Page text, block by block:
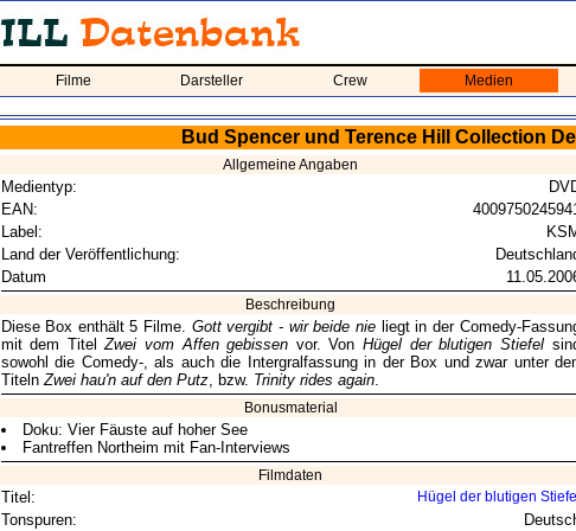
Filme Darsteller Crew Medien
Bud Spencer und Terence Hill Collection
Allgemeine Angaben
Medientyp:
EAN:
Label:
Land der Veröffentlichung:
Datum
Beschreibung
Diese Box enthält 5 Filme. Gott vergibt - wir beide nieliegt in der Comedy-
mit dem TitelZwei vom Affen gebissen vor. VonHügel der blutigen Stiefel
sowohl die Comedy-, als auch die Intergralfassung in der Box und zwar unter
TitelnZwei hau'n auf den Putz, bzw. Trinity rides again.
Bonusmaterial
Doku: Vier Fäuste auf hoher See
Fantreffen Northeim mit Fan-Interviews
Filmdaten
Titel: Hügel der blutigen Stiefel
Tonspuren: